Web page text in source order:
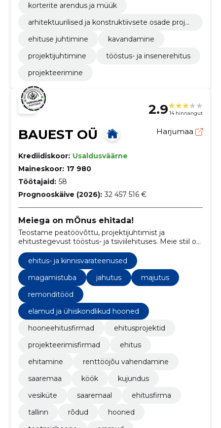
korterite arendus ja müük
arhitektuurilised ja konstruktiivsete osade proje
ehituse juhtimine
kavandamine
projektijuhtimine
tööstus- ja insenerehitus
projekteerimine
2.9 14 hinnangut
BAUEST OÜ Harjumaa
Krediidiskoor: Usaldusväärne
Maineskoor: 17 980
Töötajaid: 58
Prognooskäive (2026): 32 457 516 €
Meiega on mÖnus ehitada!
Teostame peatöövõttu, projektijuhtimist ja
ehitustegevust tööstus- ja tsiviilehituses. Meie stiil on
ehitada osavõtlikult nii, et kogu protsess oleks kõigile
MÖNUS!
ehitus- ja kinnisvarateenused
magamistuba
jahutus
majutus
remonditööd
elamud ja ühiskondlikud hooned
hooneehitusfirmad
ehitusprojektid
projekteerimisfirmad
ehitus
ehitamine
renttööjõu vahendamine
saaremaa
köök
kujundus
vesiküte
saaremaal
ehitusfirma
tallinn
rõdud
hooned